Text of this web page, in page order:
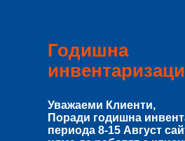
Годишна
Уважаеми Клиенти,
Поради годишна
периода 8-15 Август